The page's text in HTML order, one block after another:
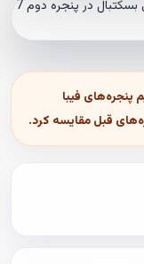
پنجره‌های فیبا
قبل مقایسه کرد.